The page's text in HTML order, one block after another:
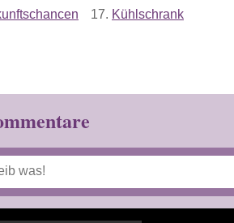
17. Kühlschrank